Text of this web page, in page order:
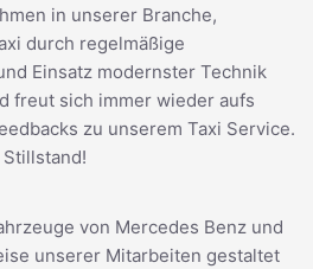
in unserer Branche,
durch regelmäßige
Einsatz modernster Technik
freut sich immer wieder aufs
zu unserem Taxi Service.
von Mercedes Benz und
unserer Mitarbeiten gestaltet